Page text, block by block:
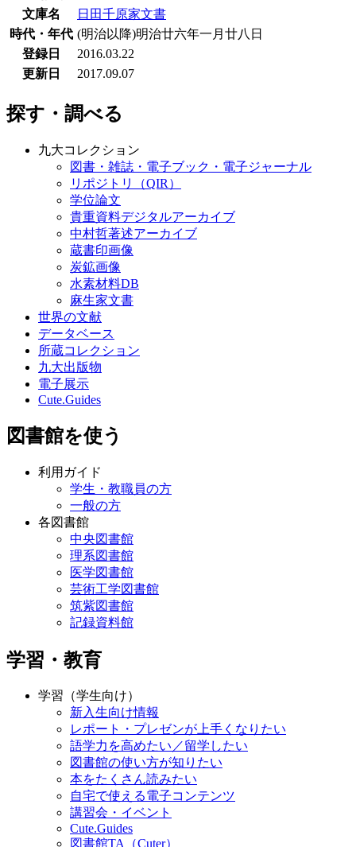
文庫名
日田千原家文書
時代・年代 (明治以降)明治廿六年一月廿八日
登録日
2016.03.22
更新日
2017.09.07
探す・調べる
九大コレクション
図書・雑誌・電子ブック・電子ジャーナル
リポジトリ（QIR）
学位論文
貴重資料デジタルアーカイブ
中村哲著述アーカイブ
蔵書印画像
炭鉱画像
水素材料DB
麻生家文書
世界の文献
データベース
所蔵コレクション
九大出版物
電子展示
Cute.Guides
図書館を使う
利用ガイド
学生・教職員の方
一般の方
各図書館
中央図書館
理系図書館
医学図書館
芸術工学図書館
筑紫図書館
記録資料館
学習・教育
学習（学生向け）
新入生向け情報
レポート・プレゼンが上手くなりたい
語学力を高めたい／留学したい
図書館の使い方が知りたい
本をたくさん読みたい
自宅で使える電子コンテンツ
講習会・イベント
Cute.Guides
図書館TA（Cuter）